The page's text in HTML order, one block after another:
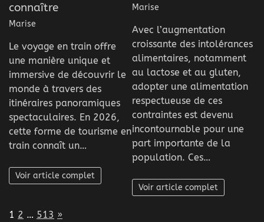
connaître
Marise
Le voyage en train offre
une manière unique et
immersive de découvrir le
monde à travers des
itinéraires panoramiques
spectaculaires. En 2026,
cette forme de tourisme en
train connaît un…
Voir article complet
Marise
Avec l’augmentation
croissante des intolérances
alimentaires, notamment
au lactose et au gluten,
adopter une alimentation
respectueuse de ces
contraintes est devenu
incontournable pour une
part importante de la
population. Ces…
Voir article complet
Page:
1 2 … 513 Next
»